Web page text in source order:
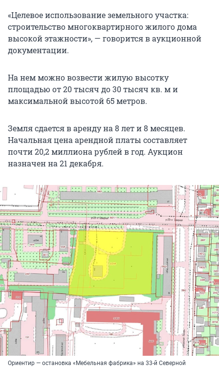
«Целевое использование земельного участка:
строительство многоквартирного жилого дома
высокой этажности», — говорится в аукционной
документации.
На нем можно возвести жилую высотку
площадью от 20 тысяч до 30 тысяч кв. м и
максимальной высотой 65 метров.
Земля сдается в аренду на 8 лет и 8 месяцев.
Начальная цена арендной платы составляет
почти 20,2 миллиона рублей в год. Аукцион
назначен на 21 декабря.
Ориентир — остановка «Мебельная фабрика» на 33-й Северной